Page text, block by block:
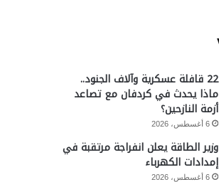
22 قافلة عسكرية وآلاف الجنود..
ماذا يحدث في كردفان مع تصاعد
أزمة النازحين؟
6 أغسطس، 2026
وزير الطاقة يعلن انفراجة مرتقبة في
إمدادات الكهرباء
6 أغسطس، 2026